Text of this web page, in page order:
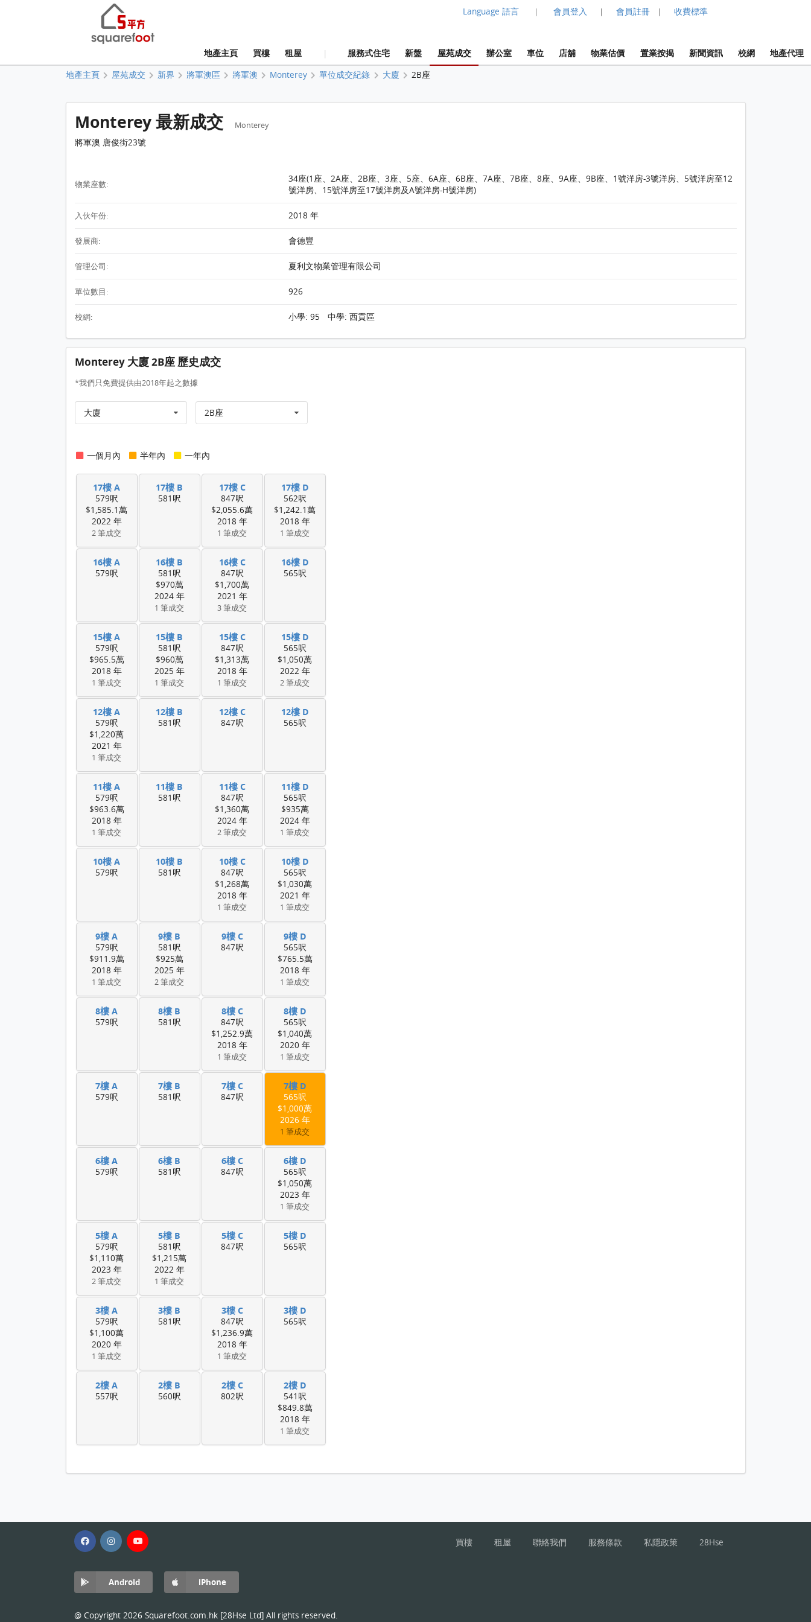
Language 語言 | 會員登入 | 會員註冊 | 收費標準
地產主頁 買樓 租屋 | 服務式住宅 新盤 屋苑成交 辦公室 車位 店舖 物業估價 置業按揭 新聞資訊 校網 地產代理
地產主頁 屋苑成交 新界 將軍澳區 將軍澳 Monterey 單位成交紀錄 大廈 2B座
Monterey 最新成交 Monterey
將軍澳 唐俊街23號
物業座數:
34座(1座、2A座、2B座、3座、5座、6A座、6B座、7A座、7B座、8座、9A座、9B座、1號洋房-3號洋房、5號洋房至12
號洋房、15號洋房至17號洋房及A號洋房-H號洋房)
入伙年份: 2018 年
發展商: 會德豐
管理公司: 夏利文物業管理有限公司
單位數目: 926
校網: 小學: 95 中學: 西貢區
Monterey 大廈 2B座 歷史成交
*我們只免費提供由2018年起之數據
大廈 2B座
一個月內 半年內 一年內
17樓 A
579呎
$1,585.1萬
2022 年
2 筆成交
17樓 B
581呎
17樓 C
847呎
$2,055.6萬
2018 年
1 筆成交
17樓 D
562呎
$1,242.1萬
2018 年
1 筆成交
16樓 A
579呎
16樓 B
581呎
$970萬
2024 年
1 筆成交
16樓 C
847呎
$1,700萬
2021 年
3 筆成交
16樓 D
565呎
15樓 A
579呎
$965.5萬
2018 年
1 筆成交
15樓 B
581呎
$960萬
2025 年
1 筆成交
15樓 C
847呎
$1,313萬
2018 年
1 筆成交
15樓 D
565呎
$1,050萬
2022 年
2 筆成交
12樓 A
579呎
$1,220萬
2021 年
1 筆成交
12樓 B
581呎
12樓 C
847呎
12樓 D
565呎
11樓 A
579呎
$963.6萬
2018 年
1 筆成交
11樓 B
581呎
11樓 C
847呎
$1,360萬
2024 年
2 筆成交
11樓 D
565呎
$935萬
2024 年
1 筆成交
10樓 A
579呎
10樓 B
581呎
10樓 C
847呎
$1,268萬
2018 年
1 筆成交
10樓 D
565呎
$1,030萬
2021 年
1 筆成交
9樓 A
579呎
$911.9萬
2018 年
1 筆成交
9樓 B
581呎
$925萬
2025 年
2 筆成交
9樓 C
847呎
9樓 D
565呎
$765.5萬
2018 年
1 筆成交
8樓 A
579呎
8樓 B
581呎
8樓 C
847呎
$1,252.9萬
2018 年
1 筆成交
8樓 D
565呎
$1,040萬
2020 年
1 筆成交
7樓 A
579呎
7樓 B
581呎
7樓 C
847呎
7樓 D
565呎
$1,000萬
2026 年
1 筆成交
6樓 A
579呎
6樓 B
581呎
6樓 C
847呎
6樓 D
565呎
$1,050萬
2023 年
1 筆成交
5樓 A
579呎
$1,110萬
2023 年
2 筆成交
5樓 B
581呎
$1,215萬
2022 年
1 筆成交
5樓 C
847呎
5樓 D
565呎
3樓 A
579呎
$1,100萬
2020 年
1 筆成交
3樓 B
581呎
3樓 C
847呎
$1,236.9萬
2018 年
1 筆成交
3樓 D
565呎
2樓 A
557呎
2樓 B
560呎
2樓 C
802呎
2樓 D
541呎
$849.8萬
2018 年
1 筆成交
買樓 租屋 聯絡我們 服務條款 私隱政策 28Hse
Android iPhone
@ Copyright 2026 Squarefoot.com.hk [28Hse Ltd] All rights reserved.